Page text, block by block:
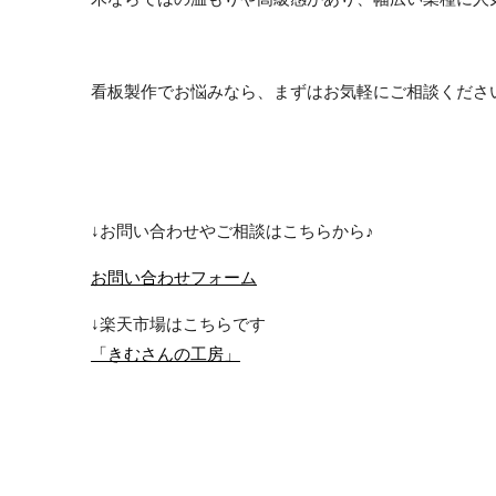
看板製作でお悩みなら、まずはお気軽にご相談くださ
↓お問い合わせやご相談はこちらから♪
お問い合わせフォーム
↓楽天市場はこちらです
「きむさんの工房」